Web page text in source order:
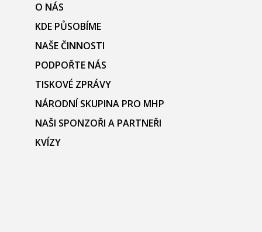
O NÁS
KDE PŮSOBÍME
NAŠE ČINNOSTI
PODPOŘTE NÁS
TISKOVÉ ZPRÁVY
NÁRODNÍ SKUPINA PRO MHP
NAŠI SPONZOŘI A PARTNEŘI
KVÍZY